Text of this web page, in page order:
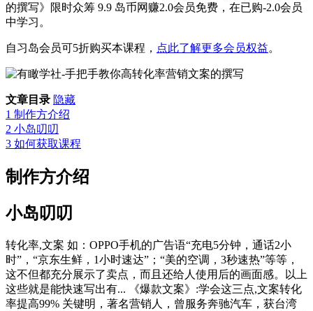
的撰写》限时众筹 9.9 岛币网赚2.0会员免费，在已购-2.0会员
中学习。
自习岛会员可5折购买本课程， 点此了解更多会员权益。
文章目录 隐藏
1 制作方介绍
2 小岛叨叨
3 如何获取课程
制作方介绍
小岛叨叨
转化率,文案 如：OPPO手机的广告语“充电5分钟，通话2小
时”，“京东生鲜，1小时速达”；“美的空调，3秒速热”等等，
这不但都充分展示了卖点，而且还给人使用后的画面感。以上
这些就是能快速写出有... 《爆款文案》:学会这三点,文案转化
率提高99% 关键明，著名营销人，曾服务奔驰汽车，获台湾